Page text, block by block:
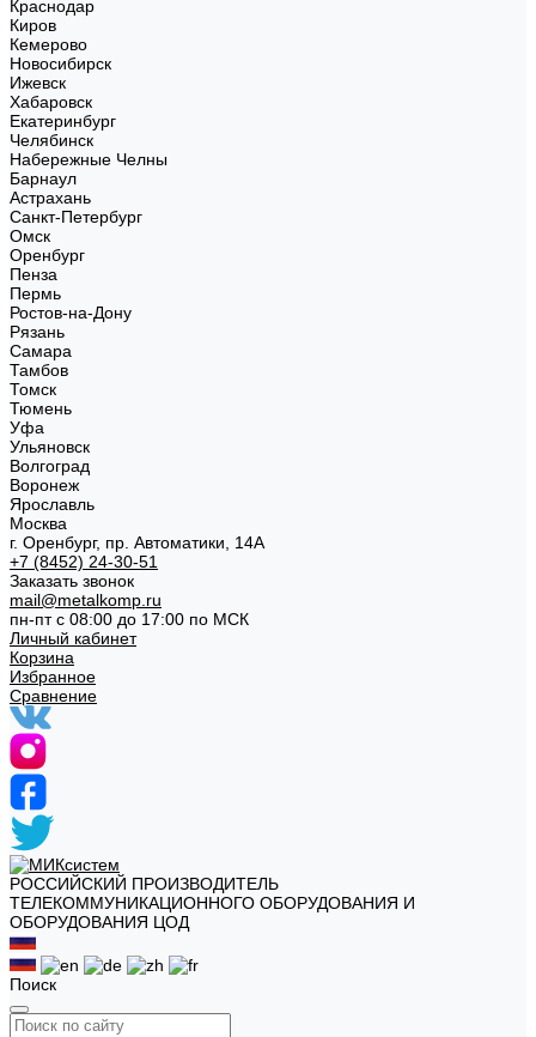
Краснодар
Киров
Кемерово
Новосибирск
Ижевск
Хабаровск
Екатеринбург
Челябинск
Набережные Челны
Барнаул
Астрахань
Санкт-Петербург
Омск
Оренбург
Пенза
Пермь
Ростов-на-Дону
Рязань
Самара
Тамбов
Томск
Тюмень
Уфа
Ульяновск
Волгоград
Воронеж
Ярославль
Москва
г. Оренбург, пр. Автоматики, 14А
+7 (8452) 24-30-51
Заказать звонок
mail@metalkomp.ru
пн-пт с 08:00 до 17:00 по МСК
Личный кабинет
Корзина
Избранное
Сравнение
РОССИЙСКИЙ ПРОИЗВОДИТЕЛЬ
ТЕЛЕКОММУНИКАЦИОННОГО ОБОРУДОВАНИЯ И
ОБОРУДОВАНИЯ ЦОД
Поиск